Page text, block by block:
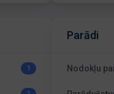
1
Parādi
Nodokļu